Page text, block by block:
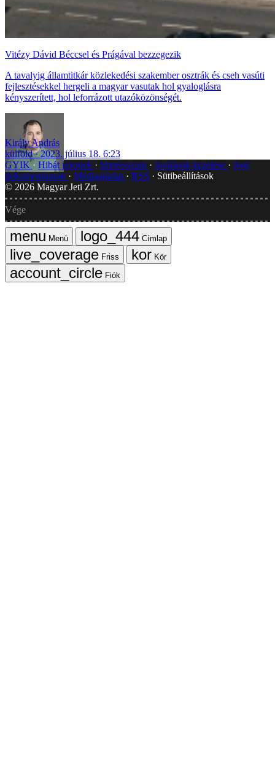
Vitézy Dávid Béccsel és Prágával bezzegezik
A tavalyig államtitkár közlekedési szakember osztrák és cseh vasúti
fejlesztésekkel hergeli a magyar vasutak hol gyaloglásra
kényszerített, hol leforrázott utazóközönségét.
Király András
külföld
2023. július 18. 6:23
GYIK Hibát jelentek Impresszum Javítások kezelése
Jogi
dokumentumok
Médiaajánlat RSS
Sütibeállítások
© 2026 Magyar Jeti Zrt.
Vége
Menü
Címlap
Friss
Kör
Fiók